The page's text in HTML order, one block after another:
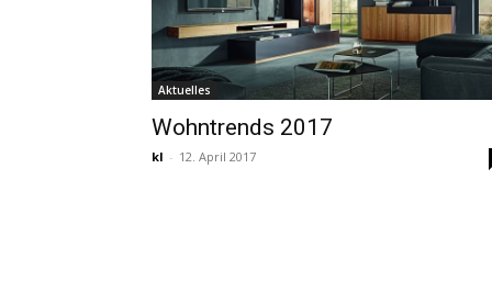
Aktuelles
Wohntrends 2017
kl - 12. April 2017